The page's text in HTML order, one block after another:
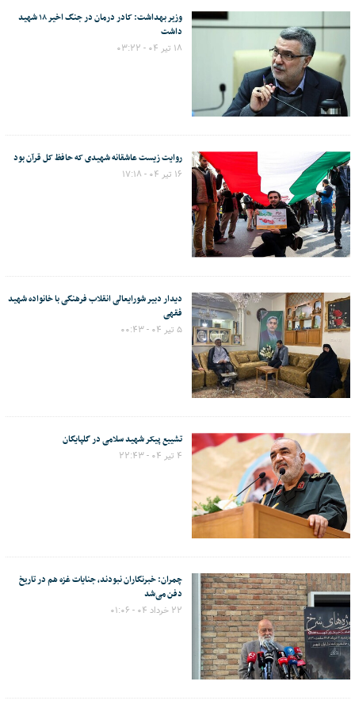
وزیر بهداشت: کادر درمان در جنگ اخیر ۱۸ شهید
داشت
۱۸ تیر ۰۴ - ۰۳:۲۲
روایت زیست عاشقانه شهیدی که حافظ کل قرآن بود
۱۶ تیر ۰۴ - ۱۷:۱۸
دیدار دبیر شورایعالی انقلاب فرهنگی با خانواده شهید
فقهی
۵ تیر ۰۴ - ۰۰:۴۳
تشییع پیکر شهید سلامی در گلپایگان
۴ تیر ۰۴ - ۲۲:۴۳
چمران: خبرنگاران نبودند، جنایات غزه هم در تاریخ
دفن می‌شد
۲۲ خرداد ۰۴ - ۰۱:۰۶